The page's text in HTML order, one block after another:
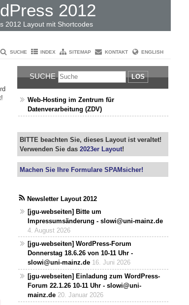
2012
2012 Layout mit Shortcodes
SUCHE INDEX SITEMAP KONTAKT ENGLISH
SUCHE LOS
Web-Hosting im Zentrum für
Datenverarbeitung (ZDV)
BITTE beachten Sie, dieses Layout ist veraltet!
Verwenden Sie das2023er Layout!
Machen Sie Ihre Formulare SPAMsicher!
Newsletter Layout 2012
[jgu-webseiten] Bitte um
Impressumsänderung - slowi@uni-mainz.de
4. August 2026
[jgu-webseiten] WordPress-Forum
Donnerstag 18.6.26 von 10-11 Uhr -
slowi@uni-mainz.de 16. Juni 2026
[jgu-webseiten] Einladung zum WordPress-
Forum 22.1.26 10-11 Uhr - slowi@uni-
mainz.de 20. Januar 2026